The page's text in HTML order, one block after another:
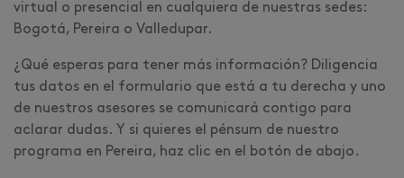
virtual o presencial en cualquiera de nuestras sedes:
Bogotá, Pereira o Valledupar.
¿Qué esperas para tener más información? Diligencia
tus datos en el formulario que está a tu derecha y uno
de nuestros asesores se comunicará contigo para
aclarar dudas. Y si quieres el pénsum de nuestro
programa en Pereira, haz clic en el botón de abajo.